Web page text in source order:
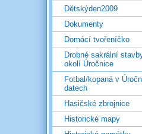
Dětskýden2009
Dokumenty
Domácí tvořeníčko
Drobné sakrální
okolí Úročnice
Fotbal/kopaná v
datech
Hasičské zbrojnice
Historické mapy